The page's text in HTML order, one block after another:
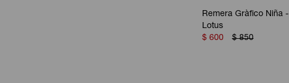
Remera Gràfico Niña
Lotus
$ 600 $ 850